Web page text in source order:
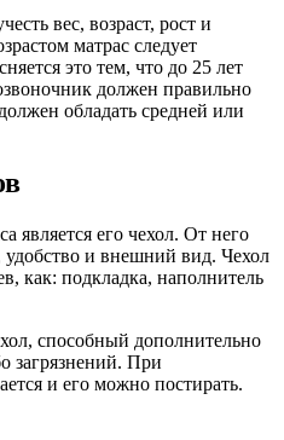
вес, возраст, рост и
матрас следует
это тем, что до 25 лет
должен правильно
обладать средней или
является его чехол. От него
удобство и внешний вид. Чехол
как: подкладка, наполнитель
способный дополнительно
загрязнений. При
и его можно постирать.